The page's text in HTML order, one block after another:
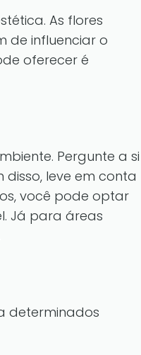
As flores
de influenciar o
oferecer é
Pergunte a si
disso, leve em conta
você pode optar
Já para áreas
determinados